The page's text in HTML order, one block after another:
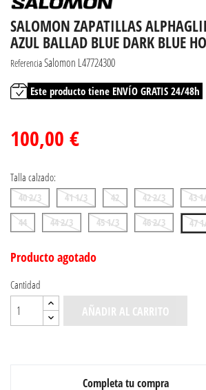
SALOMON ZAPATILLAS
AZUL BALLAD BLUE DARK BLUE
ReferenciaSalomon L47724300
Este producto tiene ENVÍO GRATIS 24/48h
100,00 €
Talla calzado:
40 2/3 41 1/3 42 42 2/3
43
44
44 2/3 45 1/3 46 2/3 47
Producto agotado
Cantidad
AÑADIR AL CARRITO
Completa tu compra